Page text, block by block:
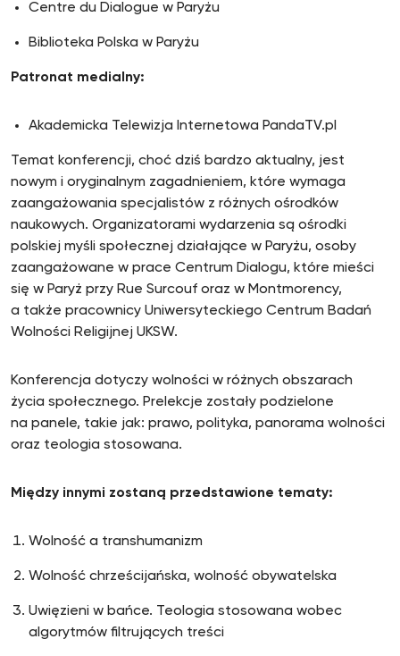
Centre du Dialogue w Paryżu
Biblioteka Polska w Paryżu
Patronat medialny:
Akademicka Telewizja Internetowa PandaTV.pl
Temat konferencji, choć dziś bardzo aktualny, jest
nowym i oryginalnym zagadnieniem, które wymaga
zaangażowania specjalistów z różnych ośrodków
naukowych. Organizatorami wydarzenia są ośrodki
polskiej myśli społecznej działające w Paryżu, osoby
zaangażowane w prace Centrum Dialogu, które mieści
się w Paryż przy Rue Surcouf oraz w Montmorency,
a także pracownicy Uniwersyteckiego Centrum Badań
Wolności Religijnej UKSW.
Konferencja dotyczy wolności w różnych obszarach
życia społecznego. Prelekcje zostały podzielone
na panele, takie jak: prawo, polityka, panorama wolności
oraz teologia stosowana.
Między innymi zostaną przedstawione tematy:
Wolność a transhumanizm
Wolność chrześcijańska, wolność obywatelska
Uwięzieni w bańce. Teologia stosowana wobec
algorytmów filtrujących treści